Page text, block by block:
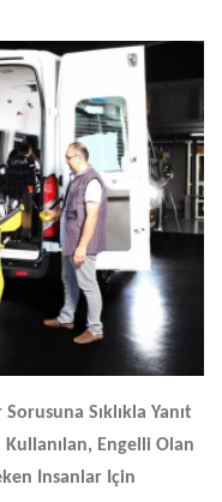
Sorusuna Sıklıkla Yanıt
Engelli Olan
Insanlar Için